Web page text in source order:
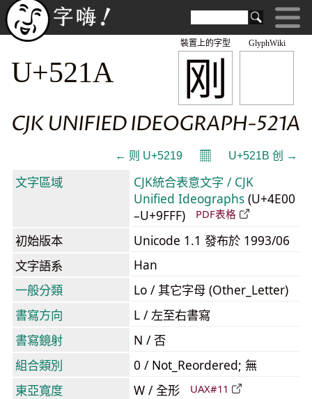
GlyphWiki
刚
裝置上的字型
U+521A
CJK UNIFIED IDEOGRAPH-521A
← 则 U+5219 𝄜 U+521B 创 →
文字區域
CJK統合表意文字 / CJK
Unified Ideographs (U+4E00
–U+9FFF)
PDF表格
初始版本
Unicode 1.1 發布於 1993/06
文字語系
Han
一般分類
Lo / 其它字母 (Other_Letter)
書寫方向
L / 左至右書寫
書寫鏡射
N / 否
組合類別
0 / Not_Reordered; 無
東亞寬度
W / 全形 UAX#11